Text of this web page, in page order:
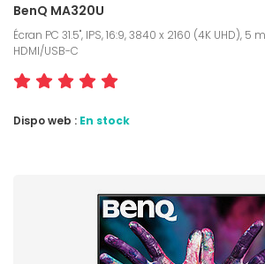
BenQ MA320U
Écran PC 31.5", IPS, 16:9, 3840 x 2160 (4K UHD), 5
HDMI/USB-C
Dispo web : En stock